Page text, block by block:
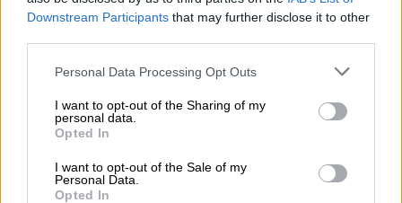
Downstream Participants that may further disclose it to other
Personal Data Processing Opt Outs
I want to opt-out of the Sharing of my
personal data.
Opted In
I want to opt-out of the Sale of my
Personal Data.
Opted In
Por Juan Manuel Beltrán
El Conflicto de Oriente Medio:
Un Nuevo Orden Autoritario
en Construcción
Por Álvaro Frutos Rosado y Gabinete